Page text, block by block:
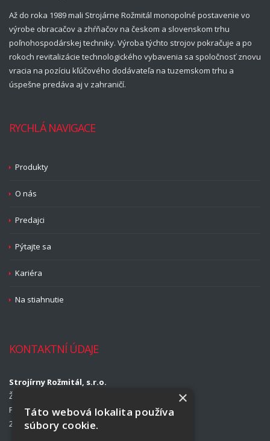
Až do roka 1989 mali Strojárne Rožmitál monopolné postavenie vo
výrobe obracačov a zhŕňačov na českom a slovenskom trhu
poľnohospodárskej techniky. Výroba týchto strojov pokračuje a po
rokoch revitalizácie technologického vybavenia sa spoločnosť znovu
vracia na pozíciu kľúčového dodávateľa na tuzemskom trhu a
úspešne predáva aj v zahraničí.
RYCHLÁ NAVIGACE
Produkty
O nás
Predajci
Pýtajte sa
Kariéra
Na stiahnutie
KONTAKTNÍ ÚDAJE
Strojírny Rožmitál, s.r.o.
Žižkova 708
Příbram II
261 01 Příbram
×
Táto webová lokalita používa
súbory cookie.